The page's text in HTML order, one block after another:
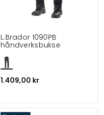
L.Brador 1090PB
håndverksbukse
1.409,00 kr